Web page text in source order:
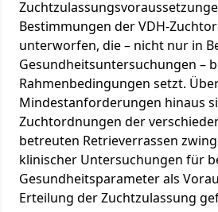
Bestimmungen der VDH-
unterworfen, die – nicht nur in
Gesundheitsuntersuchungen –
Rahmenbedingungen setzt.
Mindestanforderungen hinaus
Zuchtordnungen der
betreuten Retrieverrassen
klinischer Untersuchungen für
Gesundheitsparameter als
Erteilung der Zuchtzulassung